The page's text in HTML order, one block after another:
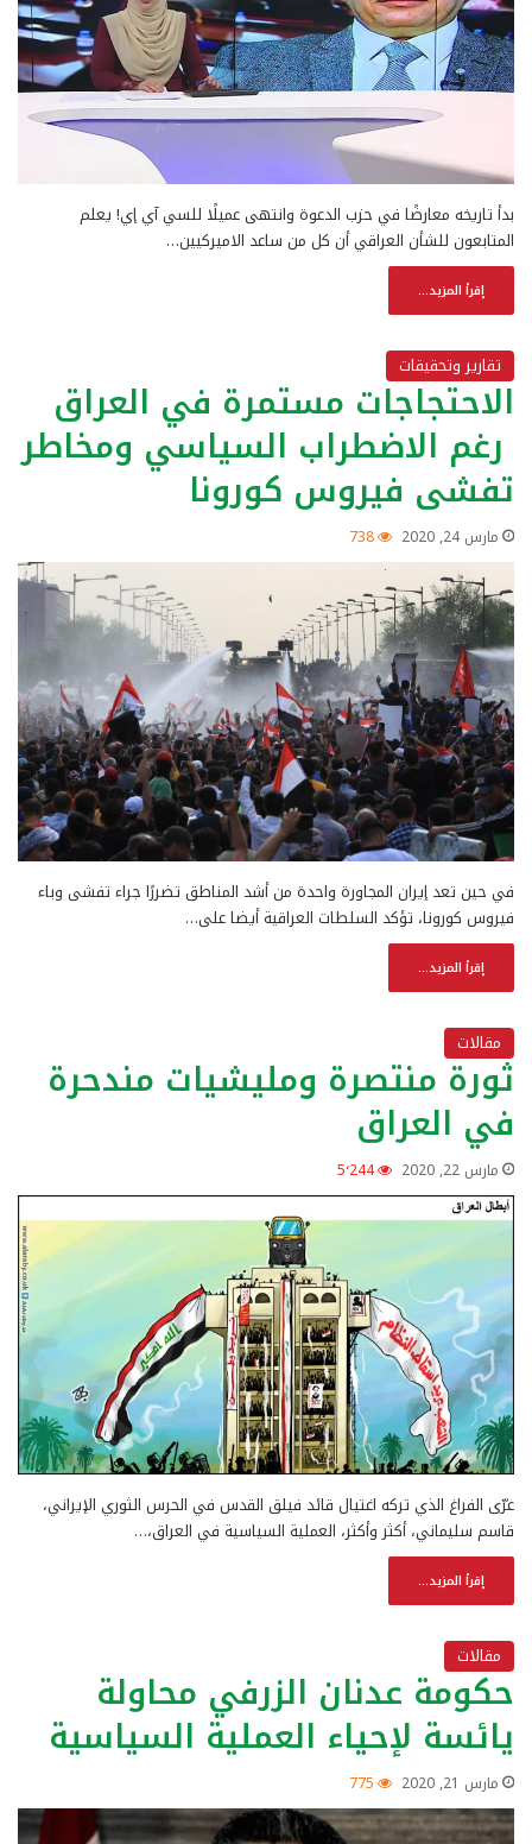
بدأ تاريخه معارضًا في حزب الدعوة وانتهى عميلًا للسي آي إي! يعلم
المتابعون للشأن العراقي أن كل من ساعد الاميركيين…
إقرأ المزيد...
تقارير وتحقيقات
الاحتجاجات مستمرة في العراق
رغم الاضطراب السياسي ومخاطر
تفشى فيروس كورونا
مارس 24, 2020 738
في حين تعد إيران المجاورة واحدة من أشد المناطق تضررًا جراء تفشى وباء
فيروس كورونا، تؤكد السلطات العراقية أيضا على…
إقرأ المزيد...
مقالات
ثورة منتصرة ومليشيات مندحرة
في العراق
مارس 22, 2020 5٬244
عرّى الفراغ الذي تركه اغتيال قائد فيلق القدس في الحرس الثوري الإيراني،
قاسم سليماني، أكثر وأكثر، العملية السياسية في العراق،…
إقرأ المزيد...
مقالات
حكومة عدنان الزرفي محاولة
يائسة لإحياء العملية السياسية
مارس 21, 2020 775